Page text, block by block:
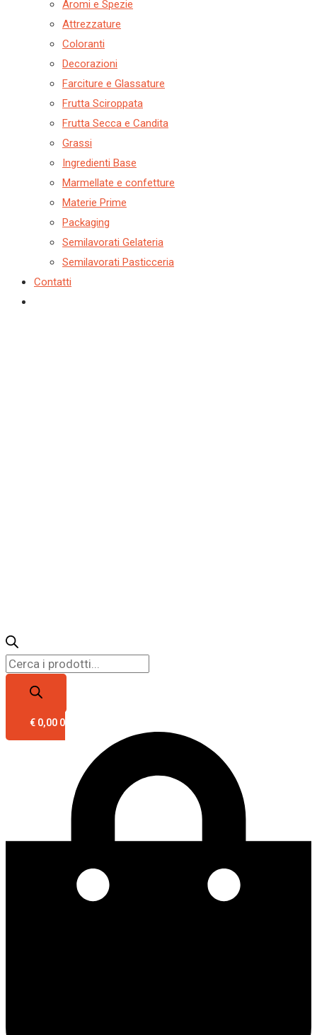
Aromi e Spezie
Attrezzature
Coloranti
Decorazioni
Farciture e Glassature
Frutta Sciroppata
Frutta Secca e Candita
Grassi
Ingredienti Base
Marmellate e confetture
Materie Prime
Packaging
Semilavorati Gelateria
Semilavorati Pasticceria
Contatti
€ 0,00 0